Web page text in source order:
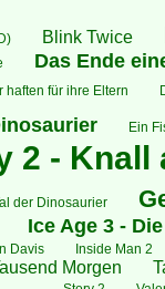
Blink Twice
Das Ende
haften für ihre Eltern
Ein
2 -
der Dinosaurier
Ice Age 3 -
Davis Inside Man 2
Morgen